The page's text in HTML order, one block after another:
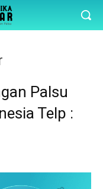
Palsu
Telp :